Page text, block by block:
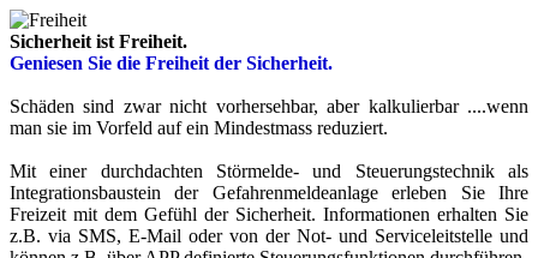
Sicherheit ist Freiheit.
Geniesen Sie die Freiheit der Sicherheit.
Schäden sind zwar nicht vorhersehbar, aber kalkulierbar ....wenn
man sie im Vorfeld auf ein Mindestmass reduziert.
Mit einer durchdachten Störmelde- und Steuerungstechnik als
Integrationsbaustein der Gefahrenmeldeanlage erleben Sie Ihre
Freizeit mit dem Gefühl der Sicherheit. Informationen erhalten Sie
z.B. via SMS, E-Mail oder von der Not- und Serviceleitstelle und